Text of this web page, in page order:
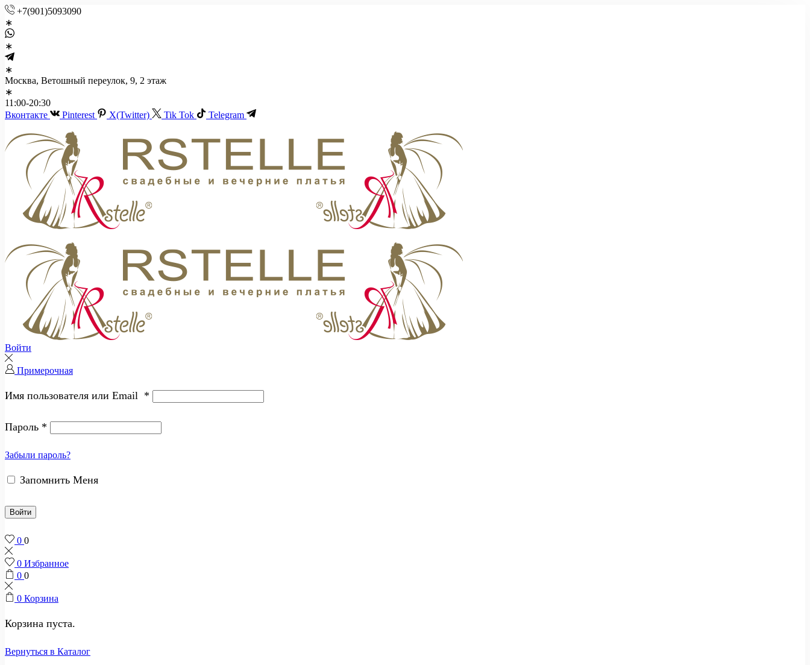
+7(901)5093090
Москва, Ветошный переулок, 9, 2 этаж
11:00-20:30
Вконтакте
Pinterest X(Twitter) Tik Tok Telegram
Войти
Примерочная
Имя пользователя или Email *
Пароль *
Забыли пароль?
Запомнить Меня
Войти
0 0
0 Избранное
0 0
0 Корзина
Корзина пуста.
Вернуться в Каталог